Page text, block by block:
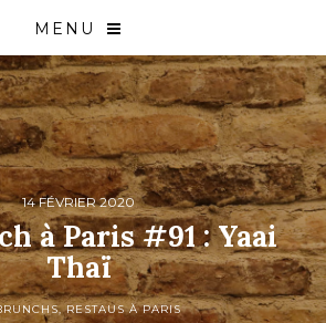
MENU
14 FÉVRIER 2020
à Paris #91 : Yaai
Thaï
,RESTAUS À PARIS